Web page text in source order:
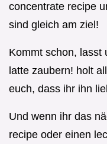
concentrate recipe
sind gleich am ziel!
Kommt schon, lasst
latte zaubern! holt
euch, dass ihr ihn
Und wenn ihr das
recipe oder einen